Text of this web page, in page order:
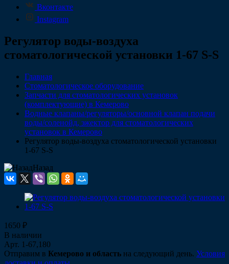
Вконтакте
Instagram
Регулятор воды-воздуха
стоматологической установки 1-67 S-S
Главная
Стоматологическое оборудование
Запчасти для стоматологических установок
(комплектующие) в Кемерово
Водные клапаны/регуляторы/основной клапан подачи
воды/соленойд, эжектор для стоматологических
установок в Кемерово
Регулятор воды-воздуха стоматологической установки
1-67 S-S
Назад
1650 ₽
В наличии
Арт. 1-67,180
Отправим в Кемерово и область на следующий день. Условия